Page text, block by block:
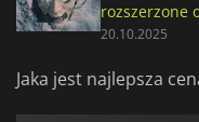
rozszerzone
20.10.2025
Jaka jest najlepsza